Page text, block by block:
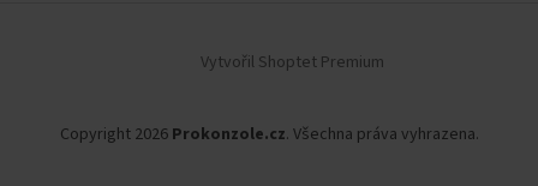
Vytvořil Shoptet Premium
Copyright 2026 Prokonzole.cz. Všechna práva vyhrazena.